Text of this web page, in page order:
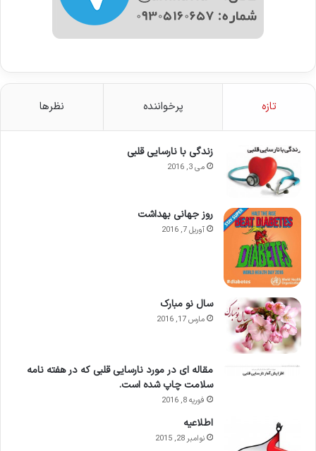
تازه پرخواننده نظرها
زندگی با نارسایی قلبی
می 3, 2016
روز جهانی بهداشت
آوریل 7, 2016
سال نو مبارک
مارس 17, 2016
مقاله ای در مورد نارسایی قلبی که در هفته نامه
سلامت چاپ شده است.
فوریه 8, 2016
اطلاعيه
نوامبر 28, 2015